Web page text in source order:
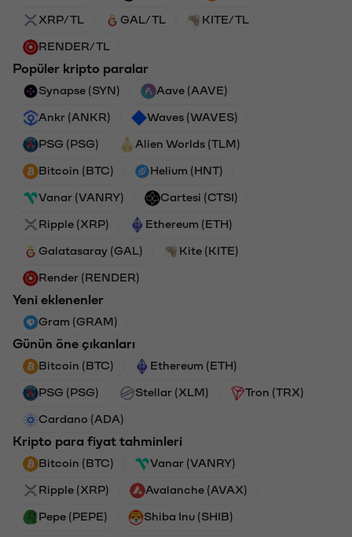
XRP/TL GAL/TL KITE/TL
RENDER/TL
Popüler kripto paralar
Synapse (SYN) Aave (AAVE)
Ankr (ANKR) Waves (WAVES)
PSG (PSG) Alien Worlds (TLM)
Bitcoin (BTC) Helium (HNT)
Vanar (VANRY) Cartesi (CTSI)
Ripple (XRP) Ethereum (ETH)
Galatasaray (GAL) Kite (KITE)
Render (RENDER)
Yeni eklenenler
Gram (GRAM)
Günün öne çıkanları
Bitcoin (BTC) Ethereum (ETH)
PSG (PSG) Stellar (XLM) Tron (TRX)
Cardano (ADA)
Kripto para fiyat tahminleri
Bitcoin (BTC) Vanar (VANRY)
Ripple (XRP) Avalanche (AVAX)
Pepe (PEPE) Shiba Inu (SHIB)